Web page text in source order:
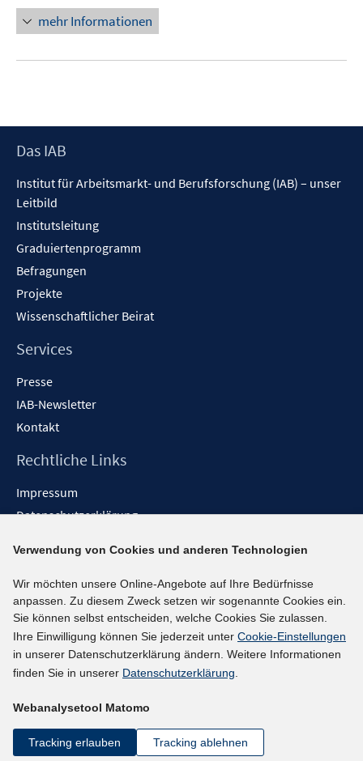
mehr Informationen
Footer
Das IAB
Institut für Arbeitsmarkt- und Berufsforschung (IAB) – unser
Leitbild
Institutsleitung
Graduiertenprogramm
Befragungen
Projekte
Wissenschaftlicher Beirat
Services
Presse
IAB-Newsletter
Kontakt
Rechtliche Links
Impressum
Datenschutzerklärung
Barrieren melden
Social-Media-Kanäle
BlueSky
YouTube
LinkedIn
kununu
Netiquette
Verwendung von Cookies und anderen Technologien
Wir möchten unsere Online-Angebote auf Ihre Bedürfnisse
anpassen. Zu diesem Zweck setzen wir sogenannte Cookies ein.
Sie können selbst entscheiden, welche Cookies Sie zulassen.
Ihre Einwilligung können Sie jederzeit unter Cookie-Einstellungen
in unserer Datenschutzerklärung ändern. Weitere Informationen
finden Sie in unserer Datenschutzerklärung.
Webanalysetool Matomo
Tracking erlauben Tracking ablehnen